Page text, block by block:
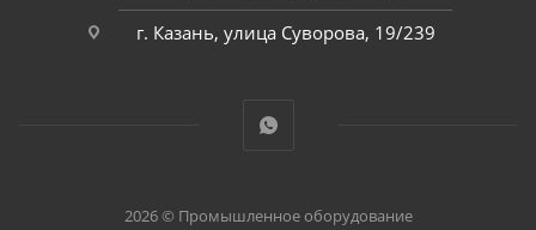
г. Казань, улица Суворова, 19/239
2026 © Промышленное оборудование